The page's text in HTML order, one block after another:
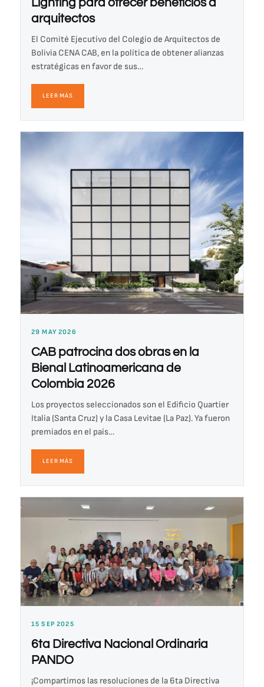
Lighting para ofrecer beneficios a
arquitectos
El Comité Ejecutivo del Colegio de Arquitectos de
Bolivia CENA CAB, en la política de obtener alianzas
estratégicas en favor de sus…
LEER MÁS
29 MAY 2026
CAB patrocina dos obras en la
Bienal Latinoamericana de
Colombia 2026
Los proyectos seleccionados son el Edificio Quartier
Italia (Santa Cruz) y la Casa Levitae (La Paz). Ya fueron
premiados en el país…
LEER MÁS
15 SEP 2025
6ta Directiva Nacional Ordinaria
PANDO
¡Compartimos las resoluciones de la 6ta Directiva